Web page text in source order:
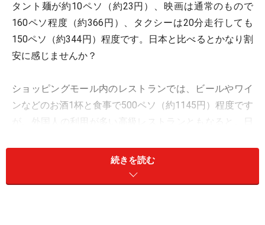
タント麺が約10ペソ（約23円）、映画は通常のもので
160ペソ程度（約366円）、タクシーは20分走行しても
150ペソ（約344円）程度です。日本と比べるとかなり割
安に感じませんか？
ショッピングモール内のレストランでは、ビールやワイ
ンなどのお酒1杯と食事で500ペソ（約1145円）程度です
が、外国人の利用が多い高級レストランともなると、日
はいえ、総合的に見ればお得に感じられることでしょ
続きを読む